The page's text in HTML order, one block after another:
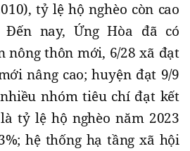
tỷ lệ hộ nghèo còn cao
Đến nay, Ứng Hòa đã có
nông thôn mới, 6/28 xã đạt
nâng cao; huyện đạt 9/9
nhóm tiêu chí đạt kết
tỷ lệ hộ nghèo năm 2023
hệ thống hạ tầng xã hội